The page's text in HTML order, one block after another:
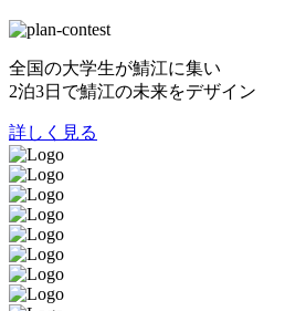
全国の大学生が鯖江に集い
2泊3日で鯖江の未来をデザイン
詳しく見る